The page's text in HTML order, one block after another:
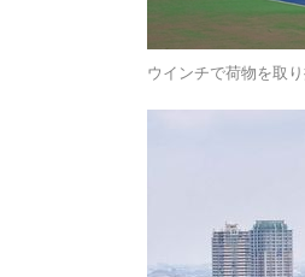
ウインチで荷物を取